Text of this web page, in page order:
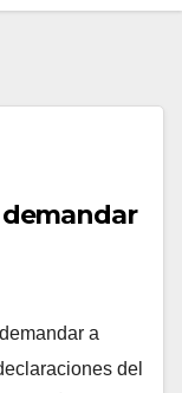
demandar
a
del